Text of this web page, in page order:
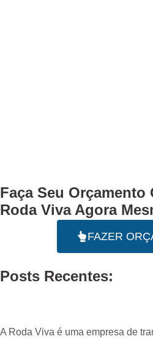
Faça Seu Orçamento
Roda Viva Agora
FAZER
Posts Recentes:
A Roda Viva é uma empresa de